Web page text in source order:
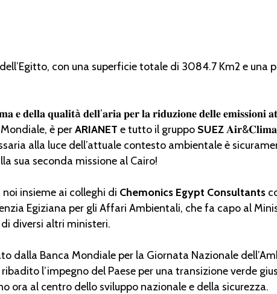
con una superficie totale di 3084.7 Km2 e una
𝐪𝐮𝐚𝐥𝐢𝐭à 𝐝𝐞𝐥𝐥’𝐚𝐫𝐢𝐚 𝐩𝐞𝐫 𝐥𝐚 𝐫𝐢𝐝𝐮𝐳𝐢𝐨𝐧𝐞 𝐝𝐞𝐥𝐥𝐞 𝐞𝐦𝐢𝐬𝐬𝐢𝐨𝐧𝐢
è perARIANET e tutto il gruppo SUEZ
alla luce dell’attuale contesto ambientale è
sua seconda missione al Cairo!
insieme ai colleghi di Chemonics Egypt Consultants
Egiziana per gli Affari Ambientali, che fa capo al
diversi altri ministeri.
dalla Banca Mondiale per la Giornata Nazionale
l’impegno del Paese per una transizione verde
ora al centro dello sviluppo nazionale e della sicurezza.